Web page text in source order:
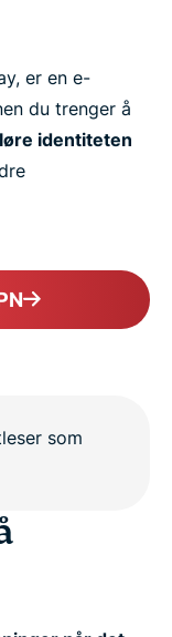
er en e-
du trenger å
identiteten